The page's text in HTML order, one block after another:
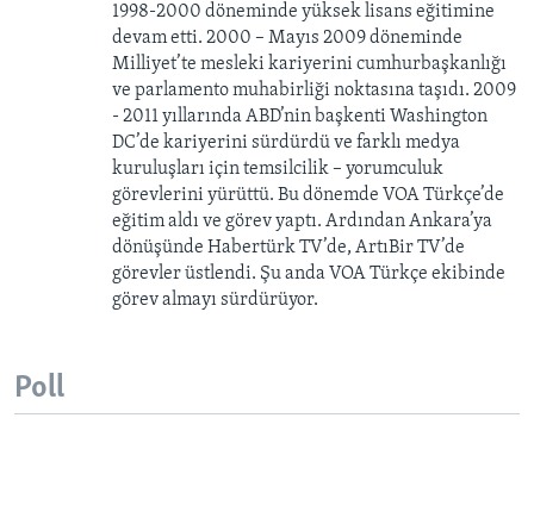
1998-2000 döneminde yüksek lisans eğitimine
devam etti. 2000 – Mayıs 2009 döneminde
Milliyet’te mesleki kariyerini cumhurbaşkanlığı
ve parlamento muhabirliği noktasına taşıdı. 2009
- 2011 yıllarında ABD’nin başkenti Washington
DC’de kariyerini sürdürdü ve farklı medya
kuruluşları için temsilcilik – yorumculuk
görevlerini yürüttü. Bu dönemde VOA Türkçe’de
eğitim aldı ve görev yaptı. Ardından Ankara’ya
dönüşünde Habertürk TV’de, ArtıBir TV’de
görevler üstlendi. Şu anda VOA Türkçe ekibinde
görev almayı sürdürüyor.
Poll